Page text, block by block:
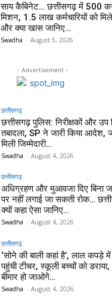
साय कैबिनेट… छत्तीसगढ़ में 500
मिशन, 1.5 लाख कर्मचारियों को
और क्या खास जानिए…
Swadha - August 5, 2026
- Advertisement -
छत्तीसगढ़
छत्तीसगढ़ पुलिस: निरीक्षकों और उप
तबादला, SP ने जारी किया आदेश,
मिली जिम्मेदारी…
Swadha - August 4, 2026
छत्तीसगढ़
अधिग्रहण और मुआवजा दिए बिना
पर नहीं लगाई जा सकती रोक…
क्यों कहा ऐसा जानिए…
Swadha - August 4, 2026
छत्तीसगढ़
‘सोने की बाली कहां है’, लाल कपड़े
पहुंची टीचर, स्कूली बच्चों को डराया,
बीमार हो जाओगे…
Swadha - August 4, 2026